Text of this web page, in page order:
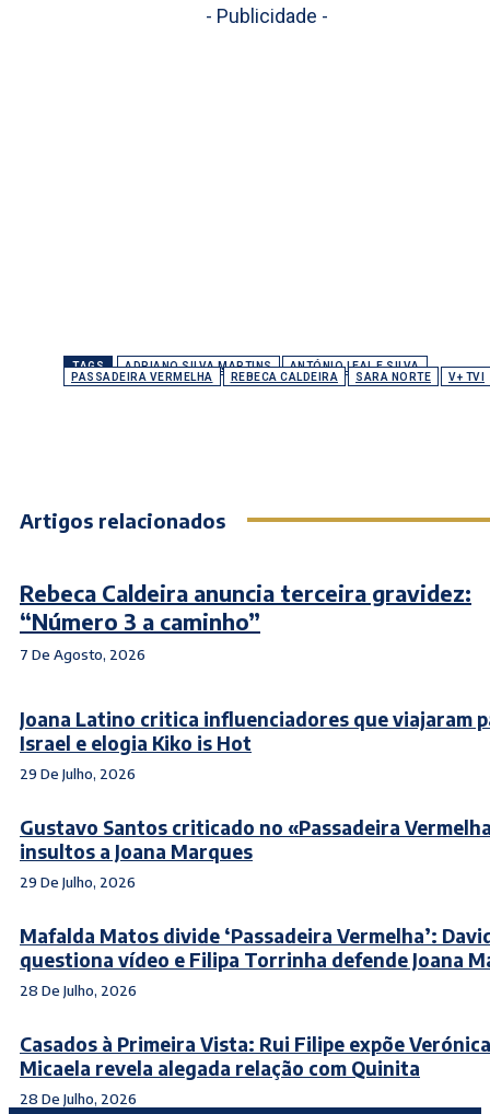
- Publicidade -
TAGS ADRIANO SILVA MARTINS
ANTÓNIO LEAL E SILVA
PASSADEIRA VERMELHA
REBECA CALDEIRA SARA NORTE V+ TVI
Artigos relacionados
Rebeca Caldeira anuncia terceira gravidez:
“Número 3 a caminho”
7 De Agosto, 2026
Joana Latino critica influenciadores que viajaram
Israel e elogia Kiko is Hot
29 De Julho, 2026
Gustavo Santos criticado no «Passadeira
insultos a Joana Marques
29 De Julho, 2026
Mafalda Matos divide ‘Passadeira Vermelha’:
questiona vídeo e Filipa Torrinha defende Joana
28 De Julho, 2026
Casados à Primeira Vista: Rui Filipe expõe
Micaela revela alegada relação com Quinita
28 De Julho, 2026